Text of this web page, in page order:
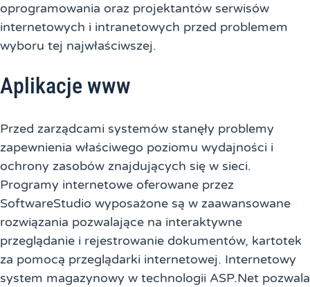
oprogramowania oraz projektantów serwisów
internetowych i intranetowych przed problemem
wyboru tej najwłaściwszej.
Aplikacje www
Przed zarządcami systemów stanęły problemy
zapewnienia właściwego poziomu wydajności i
ochrony zasobów znajdujących się w sieci.
Programy internetowe oferowane przez
SoftwareStudio wyposażone są w zaawansowane
rozwiązania pozwalające na interaktywne
przeglądanie i rejestrowanie dokumentów, kartotek
za pomocą przeglądarki internetowej. Internetowy
system magazynowy w technologii ASP.Net pozwala